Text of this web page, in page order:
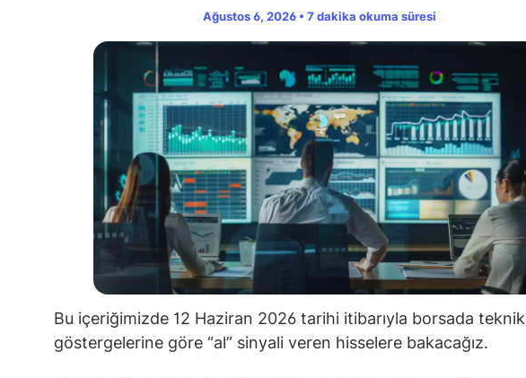
Ağustos 6, 2026 • 7 dakika okuma süresi
Bu içeriğimizde 12 Haziran 2026 tarihi itibarıyla borsada teknik
göstergelerine göre “al” sinyali veren hisselere bakacağız.